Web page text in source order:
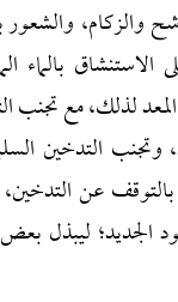
والزكام، والشعور
الاستنشاق بالماء
لذلك، مع تجنب
وتجنب التدخين
عن
الجديد؛ ليبذل